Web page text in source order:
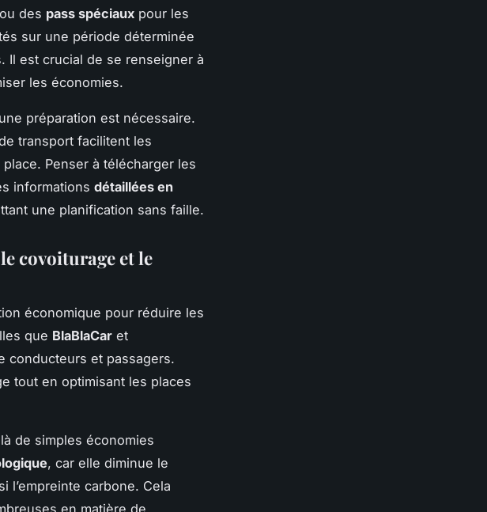
ou des pass spéciaux pour les
sur une période déterminée
Il est crucial de se renseigner à
les économies.
préparation est nécessaire.
transport facilitent les
place. Penser à télécharger les
informations détaillées en
une planification sans faille.
covoiturage et le
économique pour réduire les
que BlaBlaCar et
conducteurs et passagers.
tout en optimisant les places
de simples économies
, car elle diminue le
l’empreinte carbone. Cela